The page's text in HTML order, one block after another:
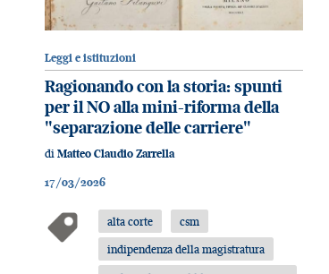
Leggi e istituzioni
Ragionando con la storia: spunti
per il NO alla mini-riforma della
"separazione delle carriere"
di Matteo Claudio Zarrella
17/03/2026
alta corte
csm
indipendenza della magistratura